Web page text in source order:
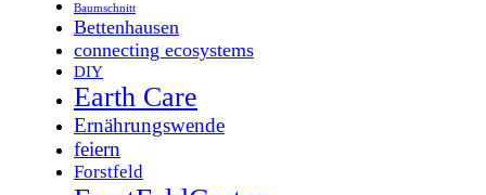
Baumschnitt
Bettenhausen
connecting ecosystems
DIY
Earth Care
Ernährungswende
feiern
Forstfeld